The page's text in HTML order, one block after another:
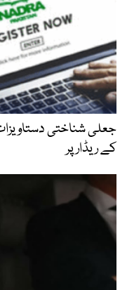
کے ریڈار پر